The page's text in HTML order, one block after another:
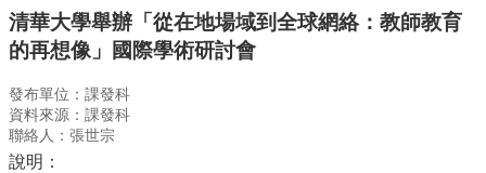
廣
興
刊
專
欄
清華大學舉辦「從在地場域到全球網絡：教師教育
的再想像」國際學術研討會
發布單位：課發科
資料來源：課發科
聯絡人：張世宗
說明：